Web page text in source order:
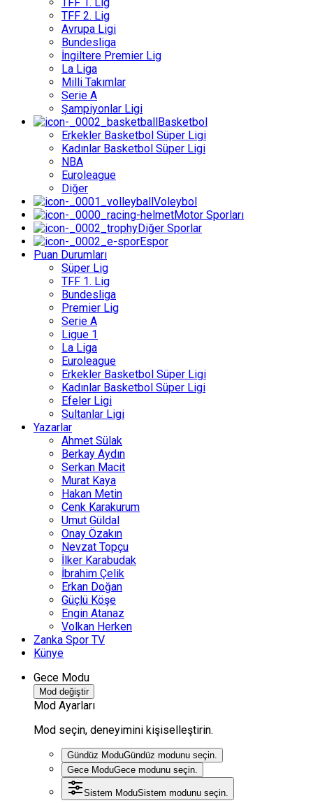
TFF 2. Lig
Avrupa Ligi
Bundesliga
İngiltere Premier Lig
La Liga
Milli Takımlar
Serie A
Şampiyonlar Ligi
Basketbol
Erkekler Basketbol Süper Ligi
Kadınlar Basketbol Süper Ligi
NBA
Euroleague
Diğer
Voleybol
Motor Sporları
Diğer Sporlar
Espor
Puan Durumları
Süper Lig
TFF 1. Lig
Bundesliga
Premier Lig
Serie A
Ligue 1
La Liga
Euroleague
Erkekler Basketbol Süper Ligi
Kadınlar Basketbol Süper Ligi
Efeler Ligi
Sultanlar Ligi
Yazarlar
Ahmet Sülak
Berkay Aydın
Serkan Macit
Murat Kaya
Hakan Metin
Cenk Karakurum
Umut Güldal
Onay Özakın
Nevzat Topçu
İlker Karabudak
İbrahim Çelik
Erkan Doğan
Güçlü Köşe
Engin Atanaz
Volkan Herken
Zanka Spor TV
Künye
Gece Modu
Mod değiştir
Mod Ayarları
Mod seçin, deneyimini kişiselleştirin.
Gündüz ModuGündüz modunu seçin.
Gece ModuGece modunu seçin.
Sistem ModuSistem modunu seçin.